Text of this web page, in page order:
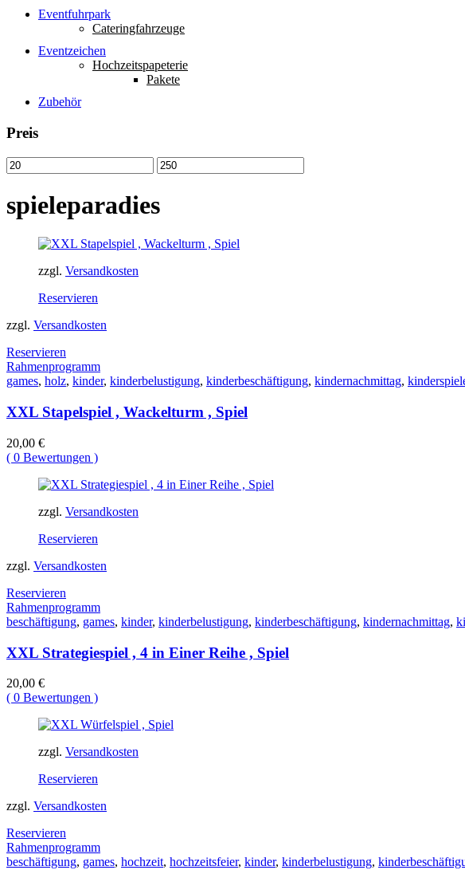
Eventfuhrpark
Cateringfahrzeuge
Eventzeichen
Hochzeitspapeterie
Pakete
Zubehör
Preis
Min.
Preis
Max.
Preis
spieleparadies
zzgl. Versandkosten
Reservieren
zzgl. Versandkosten
Reservieren
Rahmenprogramm
games, holz, kinder, kinderbelustigung, kinderbeschäftigung, kindernachmittag,
XXL Stapelspiel , Wackelturm , Spiel
20,00 €
( 0 Bewertungen )
zzgl. Versandkosten
Reservieren
zzgl. Versandkosten
Reservieren
Rahmenprogramm
beschäftigung, games, kinder, kinderbelustigung, kinderbeschäftigung, kindernachmittag,
XXL Strategiespiel , 4 in Einer Reihe , Spiel
20,00 €
( 0 Bewertungen )
zzgl. Versandkosten
Reservieren
zzgl. Versandkosten
Reservieren
Rahmenprogramm
beschäftigung, games, hochzeit, hochzeitsfeier, kinder, kinderbelustigung,